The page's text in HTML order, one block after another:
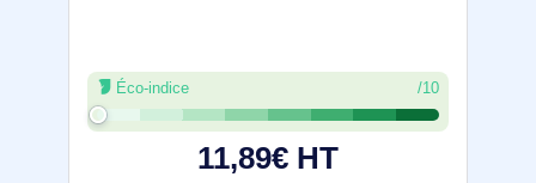
Éco-indice /10
11,89€ HT